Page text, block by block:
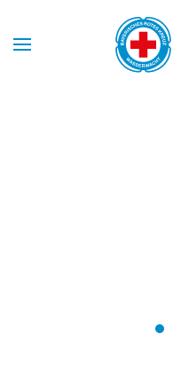
Skip to main content